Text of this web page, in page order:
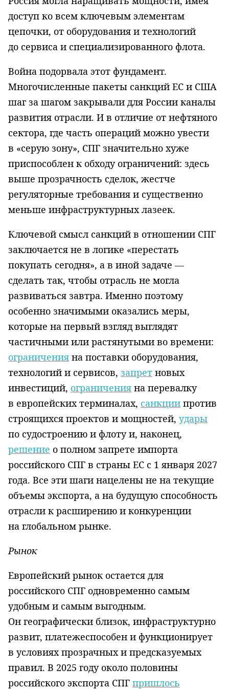
доступ ко всем ключевым элементам
цепочки, от оборудования и технологий
до сервиса и специализированного флота.
Война подорвала этот фундамент.
Многочисленные пакеты санкций ЕС и США
шаг за шагом закрывали для России каналы
развития отрасли. И в отличие от нефтяного
сектора, где часть операций можно увести
в «серую зону», СПГ значительно хуже
приспособлен к обходу ограничений: здесь
выше прозрачность сделок, жестче
регуляторные требования и существенно
меньше инфраструктурных лазеек.
Ключевой смысл санкций в отношении СПГ
заключается не в логике «перестать
покупать сегодня», а в иной задаче —
сделать так, чтобы отрасль не могла
развиваться завтра. Именно поэтому
особенно значимыми оказались меры,
которые на первый взгляд выглядят
частичными или растянутыми во времени:
ограничения на поставки оборудования,
технологий и сервисов, запрет новых
инвестиций, ограничения на перевалку
в европейских терминалах, санкции против
строящихся проектов и мощностей, удары
по судостроению и флоту и, наконец,
решение о полном запрете импорта
российского СПГ в страны ЕС с 1 января 2027
года. Все эти шаги нацелены не на текущие
объемы экспорта, а на будущую способность
отрасли к расширению и конкуренции
на глобальном рынке.
Рынок
Европейский рынок остается для
российского СПГ одновременно самым
удобным и самым выгодным.
Он географически близок, инфраструктурно
развит, платежеспособен и функционирует
в условиях прозрачных и предсказуемых
правил. В 2025 году около половины
российского экспорта СПГ пришлось